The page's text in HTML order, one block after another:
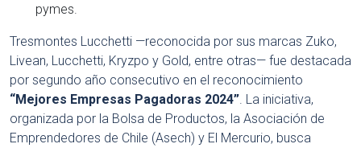
pymes.
Tresmontes Lucchetti —reconocida por sus marcas Zuko,
Livean, Lucchetti, Kryzpo y Gold, entre otras— fue destacada
por segundo año consecutivo en el reconocimiento
“Mejores Empresas Pagadoras 2024”. La iniciativa,
organizada por la Bolsa de Productos, la Asociación de
Emprendedores de Chile (Asech) y El Mercurio, busca